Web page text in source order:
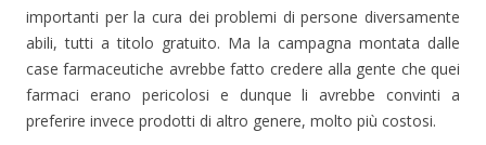
importanti per la cura dei problemi di persone diversamente
abili, tutti a titolo gratuito. Ma la campagna montata dalle
case farmaceutiche avrebbe fatto credere alla gente che quei
farmaci erano pericolosi e dunque li avrebbe convinti a
preferire invece prodotti di altro genere, molto più costosi.